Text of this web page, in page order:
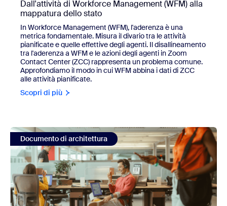
Dall'attività di Workforce Management (WFM) alla
mappatura dello stato
In Workforce Management (WFM), l'aderenza è una
metrica fondamentale. Misura il divario tra le attività
pianificate e quelle effettive degli agenti. Il disallineamento
tra l'aderenza a WFM e le azioni degli agenti in Zoom
Contact Center (ZCC) rappresenta un problema comune.
Approfondiamo il modo in cui WFM abbina i dati di ZCC
alle attività pianificate.
Scopri di più
view Conformità PCI in Zoom Contact Center
Documento di architettura